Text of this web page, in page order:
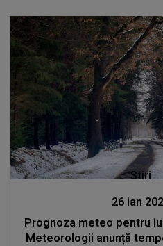
Stiri
26 ian
Prognoza meteo pentru
Meteorologii anunță